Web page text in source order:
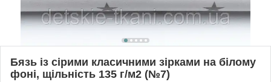
Бязь із сірими класичними зірками на білому
фоні, щільність 135 г/м2 (№7)